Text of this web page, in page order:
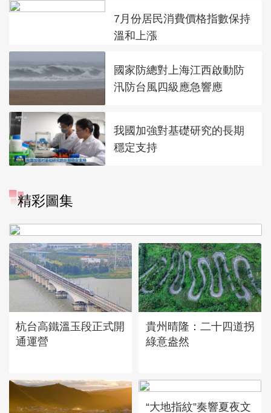
7月份居民消費價格指數保持
溫和上漲
國家防總對上海江西啟動防
汛防台風四級應急響應
我國加強對基礎研究的長期
穩定支持
精彩圖集
杭台高鐵溫玉段正式開
通運營
貴州晴隆：二十四道拐
綠意盎然
“大地指紋”奏響夏夜文